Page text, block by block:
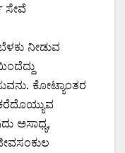
ಸೇವೆ
ನೀಡುವ
ಕೋಟ್ಯಾಂತರ
ಅಸಾಧ್ಯ,